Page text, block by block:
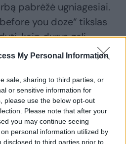
My Personal Information
sale, sharing to third parties, or
or sensitive information for
please use the below opt-out
Please note that after your
you may continue seeing
personal information utilized by
disclosed to third parties prior to
pabrėžė ugniagesiai.
you doze“ tikslas
kaip durys gali
metu jie
atviros ir uždarytos.
įpraskite uždaryti
ar kitų artimųjų